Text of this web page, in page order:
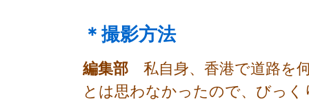
＊撮影方法
編集部 私自身、香港で道路を
とは思わなかったので、びっ